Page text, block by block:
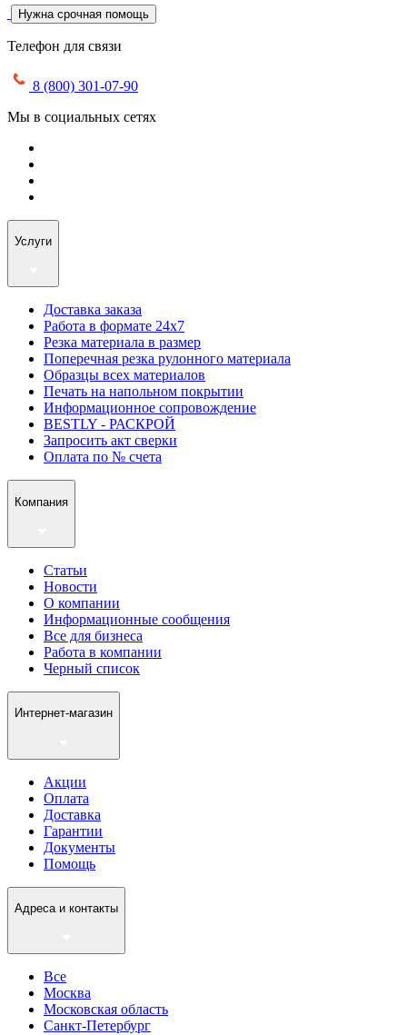
Нужна срочная помощь
Телефон для связи
8 (800) 301-07-90
Мы в социальных сетях
Услуги
Доставка заказа
Работа в формате 24х7
Резка материала в размер
Поперечная резка рулонного материала
Образцы всех материалов
Печать на напольном покрытии
Информационное сопровождение
BESTLY - РАСКРОЙ
Запросить акт сверки
Оплата по № счета
Компания
Статьи
Новости
О компании
Информационные сообщения
Все для бизнеса
Работа в компании
Черный список
Интернет-магазин
Акции
Оплата
Доставка
Гарантии
Документы
Помощь
Адреса и контакты
Все
Москва
Московская область
Санкт-Петербург